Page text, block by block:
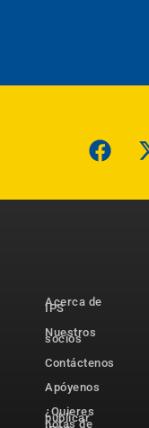
Acerca de
IPS
Nuestros
socios
Contáctenos
Apóyenos
¿Quieres
publicar
notas de